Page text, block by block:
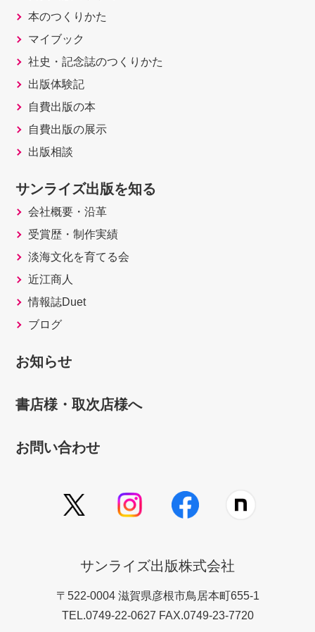
本のつくりかた
マイブック
社史・記念誌のつくりかた
出版体験記
自費出版の本
自費出版の展示
出版相談
サンライズ出版を知る
会社概要・沿革
受賞歴・制作実績
淡海文化を育てる会
近江商人
情報誌Duet
ブログ
お知らせ
書店様・取次店様へ
お問い合わせ
サンライズ出版株式会社
〒522-0004 滋賀県彦根市鳥居本町655-1
TEL.0749-22-0627 FAX.0749-23-7720